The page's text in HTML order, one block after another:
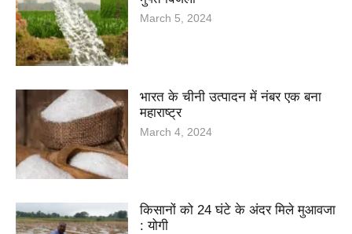
March 5, 2024
भारत के चीनी उत्पादन में नंबर एक बना
महाराष्ट्र
March 4, 2024
किसानों को 24 घंटे के अंदर मिले मुआवजा
: योगी